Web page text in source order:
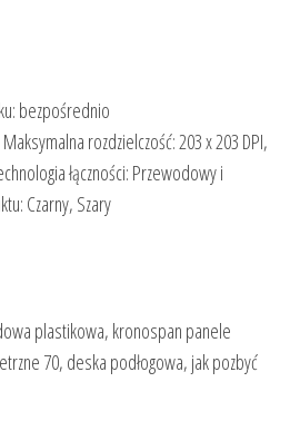
bezpośrednio
rozdzielczość: 203 x 203 DPI,
łączności: Przewodowy i
Czarny, Szary
plastikowa, kronospan panele
70, deska podłogowa, jak pozbyć